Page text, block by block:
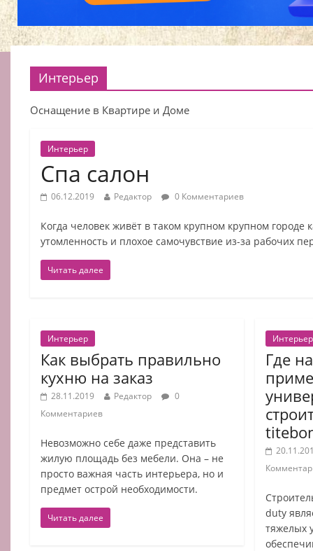
Интерьер
Оснащение в Квартире и Доме
Интерьер
Спа салон
06.12.2019 Редактор 0 Комментариев
Когда человек живёт в таком крупном крупном городе
утомленность и плохое самочувствие из-за рабочих
Читать далее
Интерьер
Как выбрать правильно
кухню на заказ
28.11.2019 Редактор
0
Комментариев
Невозможно себе даже представить
жилую площадь без мебели. Она – не
просто важная часть интерьера, но и
предмет острой необходимости.
Читать далее
Интерьер
Где
duty
тяжелых